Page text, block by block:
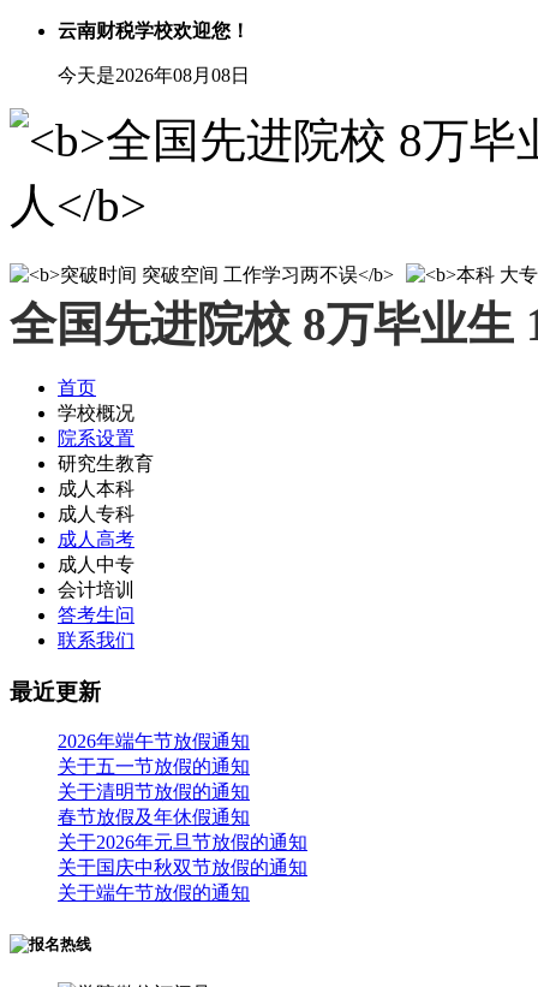
云南财税学校欢迎您！
今天是2026年08月08日
全国先进院校 8万毕业生
首页
学校概况
院系设置
研究生教育
成人本科
成人专科
成人高考
成人中专
会计培训
答考生问
联系我们
最近更新
2026年端午节放假通知
关于五一节放假的通知
关于清明节放假的通知
春节放假及年休假通知
关于2026年元旦节放假的通知
关于国庆中秋双节放假的通知
关于端午节放假的通知